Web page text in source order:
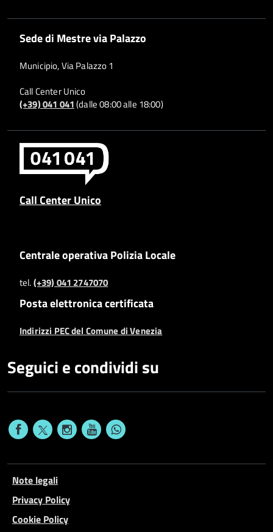
Sede di Mestre via Palazzo
Municipio, Via Palazzo 1
Call Center Unico
(+39) 041 041(dalle 08:00 alle 18:00)
Call Center Unico
Centrale operativa Polizia Locale
tel.(+39) 041 2747070
Posta elettronica certificata
Indirizzi PEC del Comune di Venezia
Seguici e condividi su
Note legali
Privacy Policy
Cookie Policy